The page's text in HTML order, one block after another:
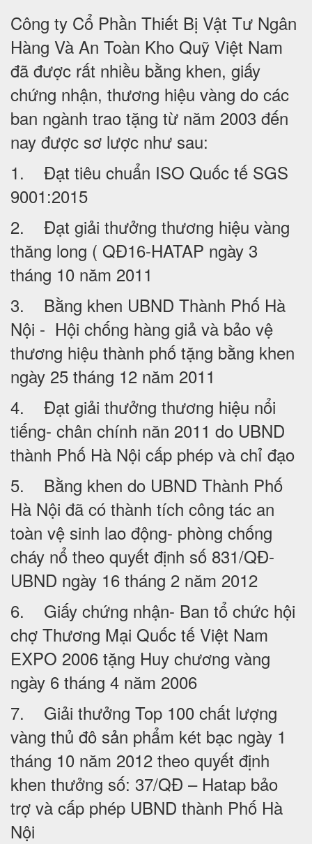
Công ty Cổ Phần Thiết Bị Vật Tư Ngân
Hàng Và An Toàn Kho Quỹ Việt Nam
đã được rất nhiều bằng khen, giấy
chứng nhận, thương hiệu vàng do các
ban ngành trao tặng từ năm 2003 đến
nay được sơ lược như sau:
1. Đạt tiêu chuẩn ISO Quốc tế SGS
9001:2015
2. Đạt giải thưởng thương hiệu vàng
thăng long ( QĐ16-HATAP ngày 3
tháng 10 năm 2011
3. Bằng khen UBND Thành Phố Hà
Nội - Hội chống hàng giả và bảo vệ
thương hiệu thành phố tặng bằng khen
ngày 25 tháng 12 năm 2011
4. Đạt giải thưởng thương hiệu nổi
tiếng- chân chính năn 2011 do UBND
thành Phố Hà Nội cấp phép và chỉ đạo
5. Bằng khen do UBND Thành Phố
Hà Nội đã có thành tích công tác an
toàn vệ sinh lao động- phòng chống
cháy nổ theo quyết định số 831/QĐ-
UBND ngày 16 tháng 2 năm 2012
6. Giấy chứng nhận- Ban tổ chức hội
chợ Thương Mại Quốc tế Việt Nam
EXPO 2006 tặng Huy chương vàng
ngày 6 tháng 4 năm 2006
7. Giải thưởng Top 100 chất lượng
vàng thủ đô sản phẩm két bạc ngày 1
tháng 10 năm 2012 theo quyết định
khen thưởng số: 37/QĐ – Hatap bảo
trợ và cấp phép UBND thành Phố Hà
Nội